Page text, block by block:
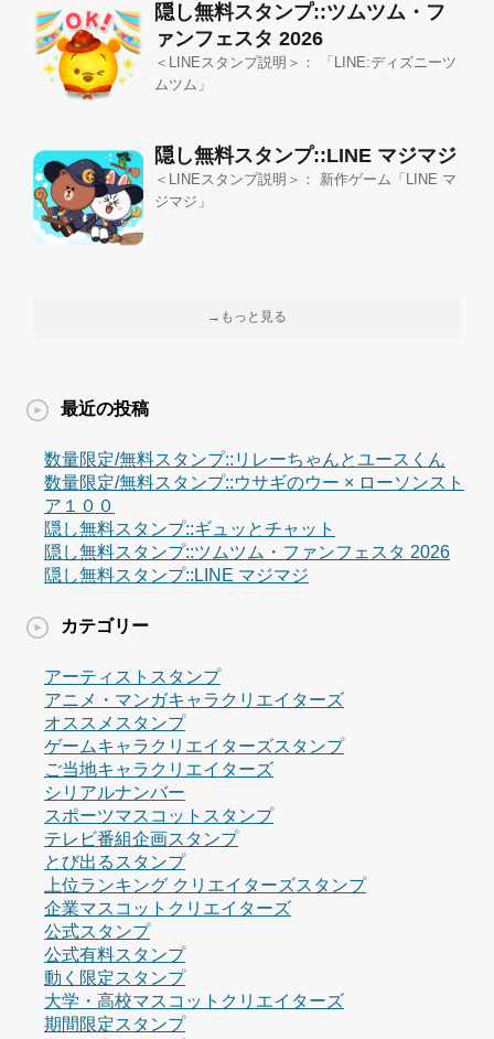
隠し無料スタンプ::ツムツム・フ
ァンフェスタ 2026
＜LINEスタンプ説明＞： 「LINE:ディズニーツ
ムツム」
隠し無料スタンプ::LINE マジマジ
＜LINEスタンプ説明＞： 新作ゲーム「LINE マ
ジマジ」
→もっと見る
最近の投稿
数量限定/無料スタンプ::リレーちゃんとユースくん
数量限定/無料スタンプ::ウサギのウー × ローソンスト
ア１００
隠し無料スタンプ::ギュッとチャット
隠し無料スタンプ::ツムツム・ファンフェスタ 2026
隠し無料スタンプ::LINE マジマジ
カテゴリー
アーティストスタンプ
アニメ・マンガキャラクリエイターズ
オススメスタンプ
ゲームキャラクリエイターズスタンプ
ご当地キャラクリエイターズ
シリアルナンバー
スポーツマスコットスタンプ
テレビ番組企画スタンプ
とび出るスタンプ
上位ランキング クリエイターズスタンプ
企業マスコットクリエイターズ
公式スタンプ
公式有料スタンプ
動く限定スタンプ
大学・高校マスコットクリエイターズ
期間限定スタンプ